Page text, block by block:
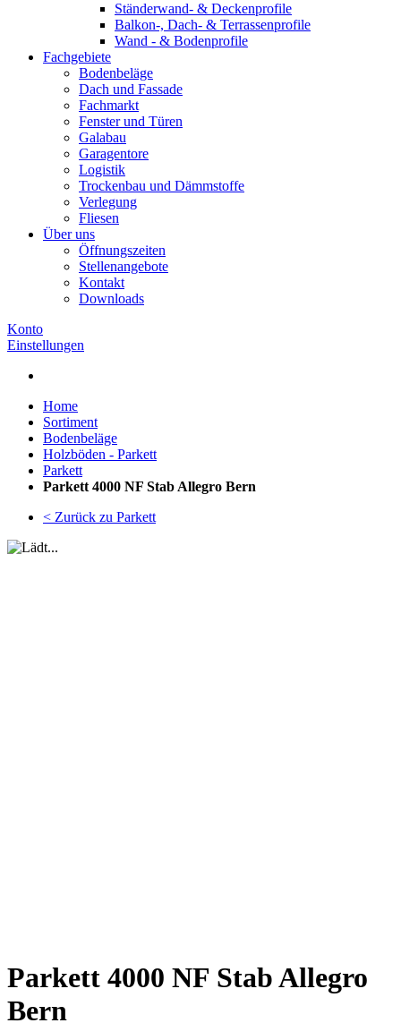
Ständerwand- & Deckenprofile
Balkon-, Dach- & Terrassenprofile
Wand - & Bodenprofile
Fachgebiete
Bodenbeläge
Dach und Fassade
Fachmarkt
Fenster und Türen
Galabau
Garagentore
Logistik
Trockenbau und Dämmstoffe
Verlegung
Fliesen
Über uns
Öffnungszeiten
Stellenangebote
Kontakt
Downloads
Konto
Einstellungen
Home
Sortiment
Bodenbeläge
Holzböden - Parkett
Parkett
Parkett 4000 NF Stab Allegro Bern
< Zurück zu Parkett
Parkett 4000 NF Stab Allegro
Bern